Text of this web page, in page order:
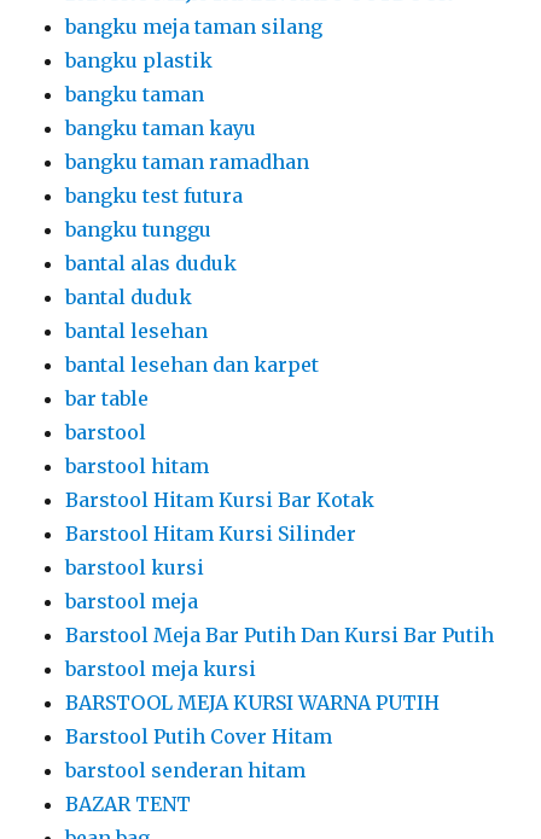
bantal alas duduk
bantal duduk
bantal lesehan
bantal lesehan dan karpet
bar table
barstool
barstool hitam
Barstool Hitam Kursi Bar Kotak
Barstool Hitam Kursi Silinder
barstool kursi
barstool meja
Barstool Meja Bar Putih Dan Kursi Bar Putih
barstool meja kursi
BARSTOOL MEJA KURSI WARNA PUTIH
Barstool Putih Cover Hitam
barstool senderan hitam
BAZAR TENT
bean bag
bean bag warna warni
beanbag
bilik ganti dari partisi r8
bilik vaksin
bilik vaksinasi
bilik vaksinasi booster
bilik vaksinasi booster dari partisi r8